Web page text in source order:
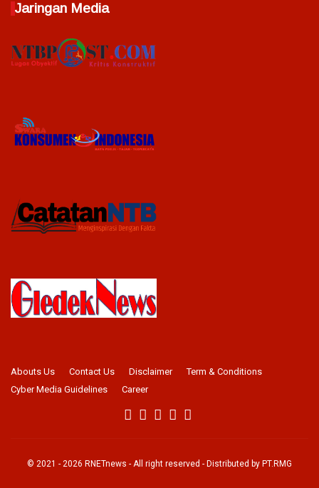
Jaringan Media
Abouts Us Contact Us Disclaimer
Term & Conditions
Cyber Media Guidelines
Career
© 2021 - 2026 RNETnews - All right reserved - Distributed by PT.RMG